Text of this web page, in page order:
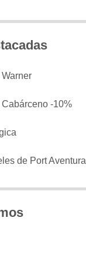
-10%
de Port Aventura